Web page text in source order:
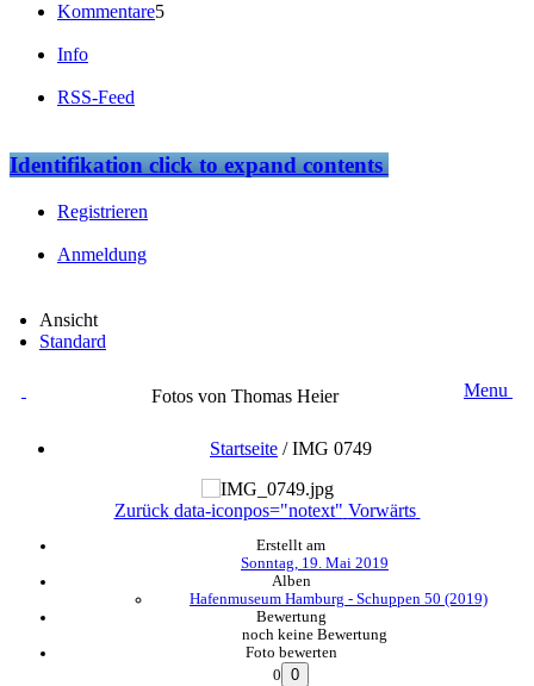
Kommentare5
Info
RSS-Feed
Identifikationclick to expand contents
Registrieren
Anmeldung
Ansicht
Standard
Fotos von Thomas Heier Menu
Startseite /IMG 0749
Zurück data-iconpos="notext" Vorwärts
Erstellt am
Sonntag, 19. Mai 2019
Alben
Hafenmuseum Hamburg - Schuppen 50 (2019)
Bewertung
noch keine Bewertung
Foto bewerten
0